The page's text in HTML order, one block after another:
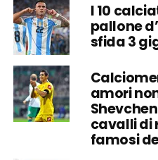
I 10
pallone
sfida 3
amori
cavalli di
famosi